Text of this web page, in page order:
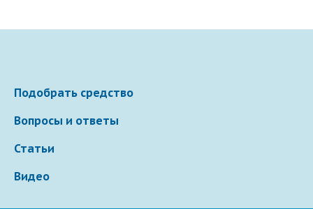
Подобрать средство
Вопросы и ответы
Статьи
Видео